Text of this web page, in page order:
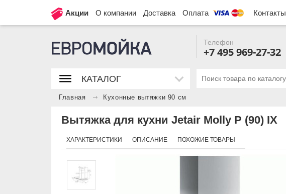
Акции О компании Доставка Оплата Контакты
Телефон
+7 495 969-27-32
КАТАЛОГ
Главная Кухонные вытяжки 90 см
Вытяжка для кухни Jetair Molly P (90) IX
ХАРАКТЕРИСТИКИ ОПИСАНИЕ ПОХОЖИЕ ТОВАРЫ